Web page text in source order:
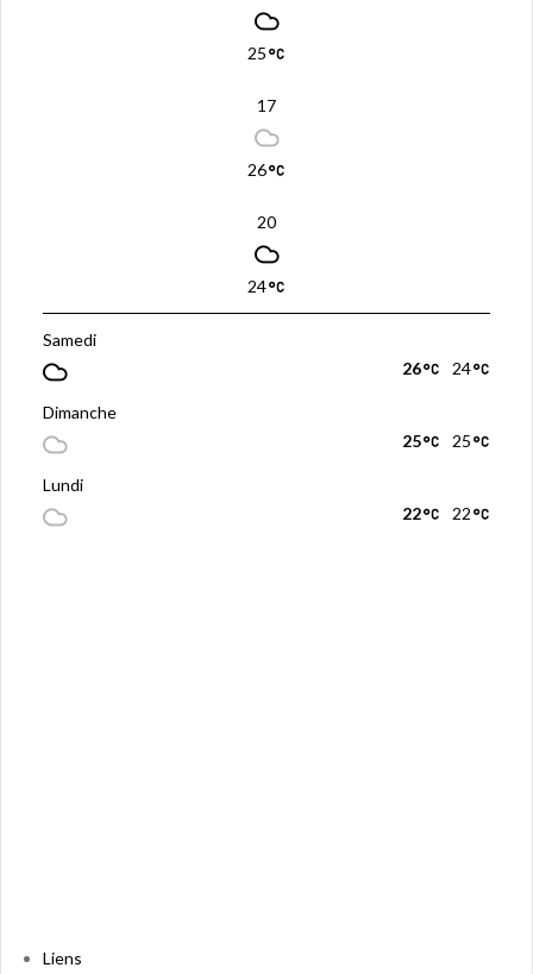
25
17
26
20
24
Samedi
24
26
Dimanche
25
25
Lundi
22
22
Liens